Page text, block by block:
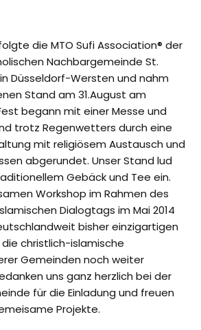
die MTO Sufi Association® der
Nachbargemeinde St.
Düsseldorf-Wersten und nahm
Stand am 31.August am
begann mit einer Messe und
trotz Regenwetters durch eine
mit religiösem Austausch und
abgerundet. Unser Stand lud
Gebäck und Tee ein.
Workshop im Rahmen des
Dialogtags im Mai 2014
bisher einzigartigen
christlich-islamische
Gemeinden noch weiter
uns ganz herzlich bei der
für die Einladung und freuen
Projekte.